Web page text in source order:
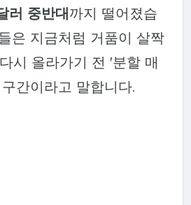
러 중반대까지 떨어졌습
은 지금처럼 거품이 살짝
시 올라가기 전 '분할 매
간이라고 말합니다.